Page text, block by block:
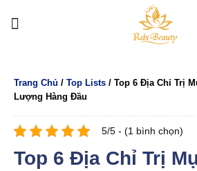
qua
Trang Chủ / Top Lists / Top 6 Địa Chỉ Trị
Lượng Hàng Đầu
5/5 - (1 bình chọn)
Top 6 Địa Chỉ Trị